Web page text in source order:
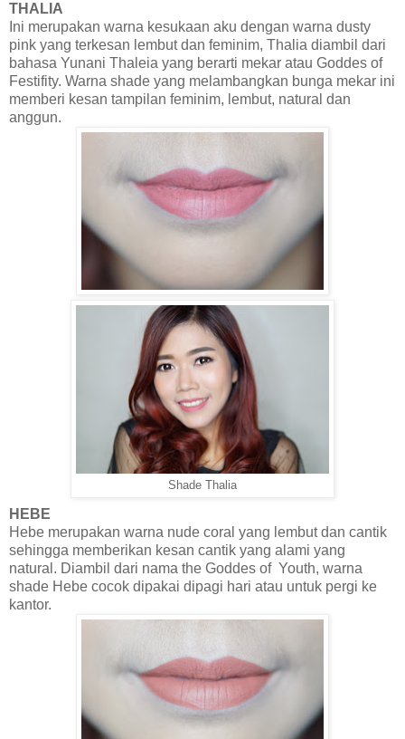
THALIA
Ini merupakan warna kesukaan aku dengan warna dusty
pink yang terkesan lembut dan feminim, Thalia diambil dari
bahasa Yunani Thaleia yang berarti mekar atau Goddes of
Festifity. Warna shade yang melambangkan bunga mekar ini
memberi kesan tampilan feminim, lembut, natural dan
anggun.
Shade Thalia
HEBE
Hebe merupakan warna nude coral yang lembut dan cantik
sehingga memberikan kesan cantik yang alami yang
natural. Diambil dari nama the Goddes of Youth, warna
shade Hebe cocok dipakai dipagi hari atau untuk pergi ke
kantor.